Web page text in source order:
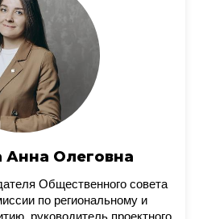
Анна Олеговна
Общественного совета
по региональному и
руководитель проектного